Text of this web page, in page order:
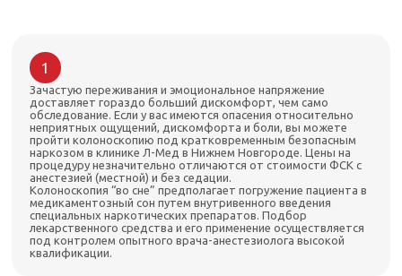
1
Зачастую переживания и эмоциональное напряжение
доставляет гораздо больший дискомфорт, чем само
обследование. Если у вас имеются опасения относительно
неприятных ощущений, дискомфорта и боли, вы можете
пройти колоноскопию под кратковременным безопасным
наркозом в клинике Л-Мед в Нижнем Новгороде. Цены на
процедуру незначительно отличаются от стоимости ФСК с
анестезией (местной) и без седации.
Колоноскопия “во сне” предполагает погружение пациента в
медикаментозный сон путем внутривенного введения
специальных наркотических препаратов. Подбор
лекарственного средства и его применение осуществляется
под контролем опытного врача-анестезиолога высокой
квалификации.